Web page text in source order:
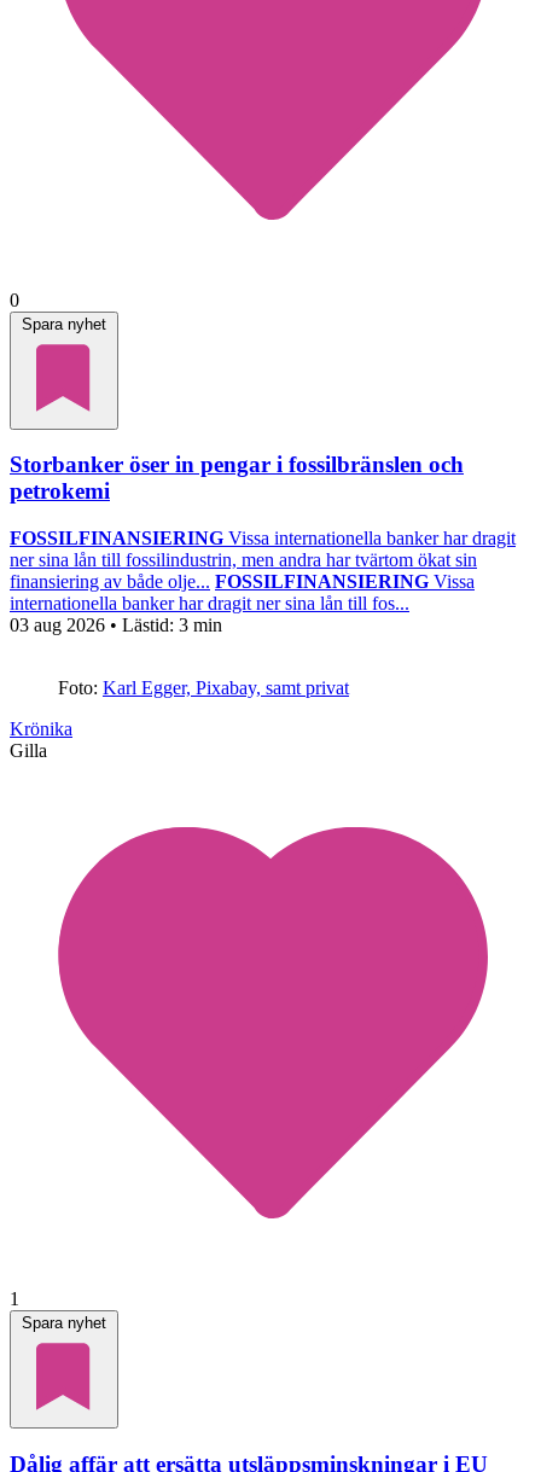
0
Spara nyhet
Storbanker öser in pengar i fossilbränslen och
petrokemi
FOSSILFINANSIERING Vissa internationella banker har dragit
ner sina lån till fossilindustrin, men andra har tvärtom ökat sin
finansiering av både olje... FOSSILFINANSIERING Vissa
internationella banker har dragit ner sina lån till fos...
03 aug 2026 • Lästid: 3 min
Foto: Karl Egger, Pixabay, samt privat
Krönika
Gilla
1
Spara nyhet
Dålig affär att ersätta utsläppsminskningar i EU